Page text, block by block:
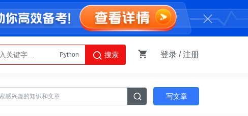
Python
AI智能体
搜索 登录 /注册
写文章